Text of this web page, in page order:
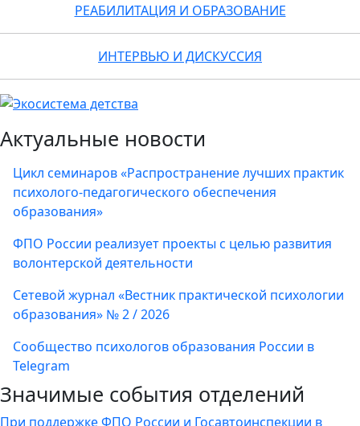
РЕАБИЛИТАЦИЯ И ОБРАЗОВАНИЕ
ИНТЕРВЬЮ И ДИСКУССИЯ
Актуальные новости
Цикл семинаров «Распространение лучших практик
психолого-педагогического обеспечения
образования»
ФПО России реализует проекты с целью развития
волонтерской деятельности
Сетевой журнал «Вестник практической психологии
образования» № 2 / 2026
Сообщество психологов образования России в
Telegram
Значимые события отделений
При поддержке ФПО России и Госавтоинспекции в